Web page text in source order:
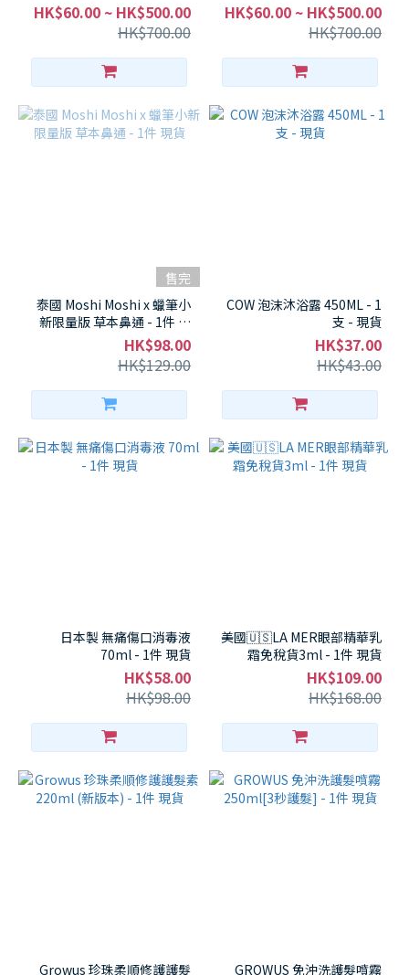
HK$60.00 ~ HK$500.00
HK$700.00
HK$60.00 ~ HK$500.00
HK$700.00
售完
泰國 Moshi Moshi x 蠟筆小
新限量版 草本鼻通 - 1件 現
貨
HK$98.00
HK$129.00
COW 泡沫沐浴露 450ML - 1
支 - 現貨
HK$37.00
HK$43.00
日本製 無痛傷口消毒液
70ml - 1件 現貨
HK$58.00
HK$98.00
美國🇺🇸LA MER眼部精華乳
霜免稅貨3ml - 1件 現貨
HK$109.00
HK$168.00
Growus 珍珠柔順修護護髮 GROWUS 免沖洗護髮噴霧